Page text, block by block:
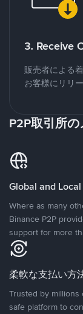
3. Receive
販売者による
お客様にリリ
P2P取引所の
Global and
Where as many
Binance P2P
support for more
柔軟な支払い方
Trusted by millions
safe platform to